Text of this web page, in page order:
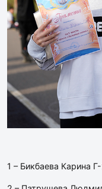
1 – Бикбаева Карина Г-